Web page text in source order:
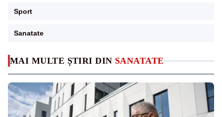
MAI MULTE ȘTIRI DIN SANATATE
Sport
Sanatate